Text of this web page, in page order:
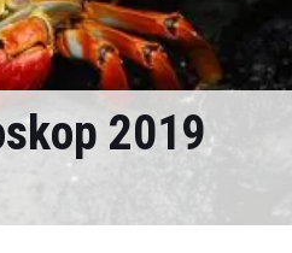
2019